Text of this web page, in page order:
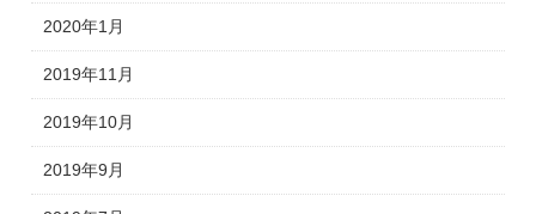
2020年1月
2019年11月
2019年10月
2019年9月